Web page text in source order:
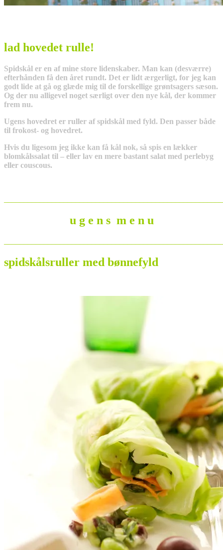
lad hovedet rulle!
Spidskål er en af mine store lidenskaber. Man kan (desværre)
efterhånden få den året rundt. Det er lidt ærgerligt, for jeg kan
godt lide at gå og glæde mig til de forskellige grøntsagers sæson.
Og der nu alligevel noget særligt over den nye kål, der kommer
frem nu.
Ugens hovedret er ruller af spidskål med fyld. Den passer både
til frokost- og hovedret.
Hvis du ligesom jeg ikke kan få kål nok, så spis en lækker
blomkålssalat til – eller lav en mere bastant salat med perlebyg
eller couscous.
u g e n s m e n u
spidskålsruller med bønnefyld